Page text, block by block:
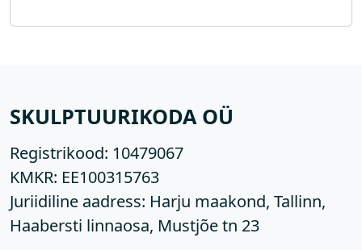
SKULPTUURIKODA OÜ
Registrikood: 10479067
KMKR: EE100315763
Juriidiline aadress: Harju maakond, Tallinn,
Haabersti linnaosa, Mustjõe tn 23